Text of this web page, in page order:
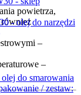
powietrza,
–
–
- olej do narzędzi